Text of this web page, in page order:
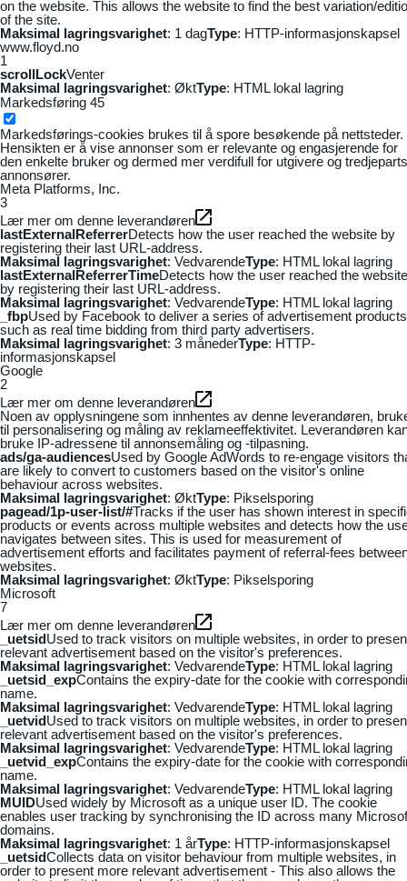
on the website. This allows the website to find the best variation/
of the site.
Maksimal lagringsvarighet: 1 dagType: HTTP-informasjonskapsel
www.floyd.no
1
scrollLockVenter
Maksimal lagringsvarighet: ØktType: HTML lokal lagring
Markedsføring 45
Markedsførings-cookies brukes til å spore besøkende på nettsteder.
Hensikten er å vise annonser som er relevante og engasjerende for
den enkelte bruker og dermed mer verdifull for utgivere og tredjeparts
annonsører.
Meta Platforms, Inc.
3
Lær mer om denne leverandøren
lastExternalReferrerDetects how the user reached the website by
registering their last URL-address.
Maksimal lagringsvarighet: VedvarendeType: HTML lokal lagring
lastExternalReferrerTimeDetects how the user reached the website
by registering their last URL-address.
Maksimal lagringsvarighet: VedvarendeType: HTML lokal lagring
_fbpUsed by Facebook to deliver a series of advertisement products
such as real time bidding from third party advertisers.
Maksimal lagringsvarighet: 3 månederType: HTTP-
informasjonskapsel
Google
2
Lær mer om denne leverandøren
Noen av opplysningene som innhentes av denne leverandøren,
til personalisering og måling av reklameeffektivitet. Leverandøren
bruke IP-adressene til annonsemåling og -tilpasning.
ads/ga-audiencesUsed by Google AdWords to re-engage visitors
are likely to convert to customers based on the visitor's online
behaviour across websites.
Maksimal lagringsvarighet: ØktType: Pikselsporing
pagead/1p-user-list/#Tracks if the user has shown interest in
products or events across multiple websites and detects how the
navigates between sites. This is used for measurement of
advertisement efforts and facilitates payment of referral-fees
websites.
Maksimal lagringsvarighet: ØktType: Pikselsporing
Microsoft
7
Lær mer om denne leverandøren
_uetsidUsed to track visitors on multiple websites, in order to
relevant advertisement based on the visitor's preferences.
Maksimal lagringsvarighet: VedvarendeType: HTML lokal lagring
_uetsid_expContains the expiry-date for the cookie with
name.
Maksimal lagringsvarighet: VedvarendeType: HTML lokal lagring
_uetvidUsed to track visitors on multiple websites, in order to
relevant advertisement based on the visitor's preferences.
Maksimal lagringsvarighet: VedvarendeType: HTML lokal lagring
_uetvid_expContains the expiry-date for the cookie with
name.
Maksimal lagringsvarighet: VedvarendeType: HTML lokal lagring
MUIDUsed widely by Microsoft as a unique user ID. The cookie
enables user tracking by synchronising the ID across many
domains.
Maksimal lagringsvarighet: 1 årType: HTTP-informasjonskapsel
_uetsidCollects data on visitor behaviour from multiple websites, in
order to present more relevant advertisement - This also allows the